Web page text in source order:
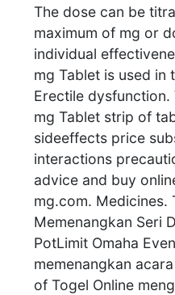
The dose can be
maximum of mg or
individual
mg Tablet is used in
Erectile dysfunction.
mg Tablet strip of
sideeffects price
interactions
advice and buy
mg.com. Medicines.
Memenangkan Seri
PotLimit Omaha
memenangkan
of Togel Online